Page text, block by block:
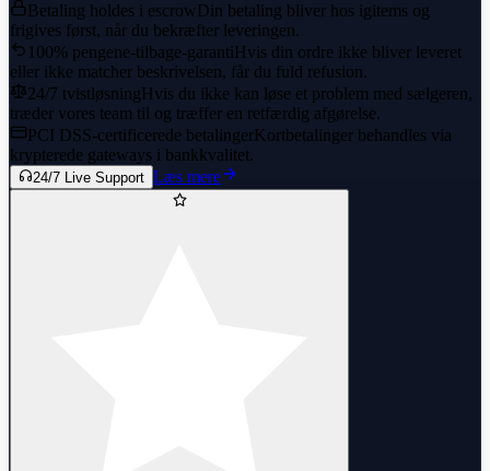
Betaling holdes i escrowDin betaling bliver hos igitems og
frigives først, når du bekræfter leveringen.
100% pengene-tilbage-garantiHvis din ordre ikke bliver leveret
eller ikke matcher beskrivelsen, får du fuld refusion.
24/7 tvistløsningHvis du ikke kan løse et problem med sælgeren,
træder vores team til og træffer en retfærdig afgørelse.
PCI DSS-certificerede betalingerKortbetalinger behandles via
krypterede gateways i bankkvalitet.
24/7 Live Support Læs mere